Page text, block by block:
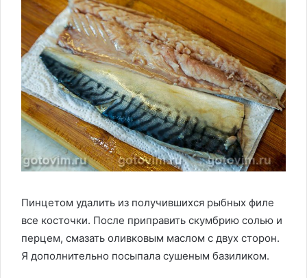
Пинцетом удалить из получившихся рыбных филе
все косточки. После приправить скумбрию солью и
перцем, смазать оливковым маслом с двух сторон.
Я дополнительно посыпала сушеным базиликом.